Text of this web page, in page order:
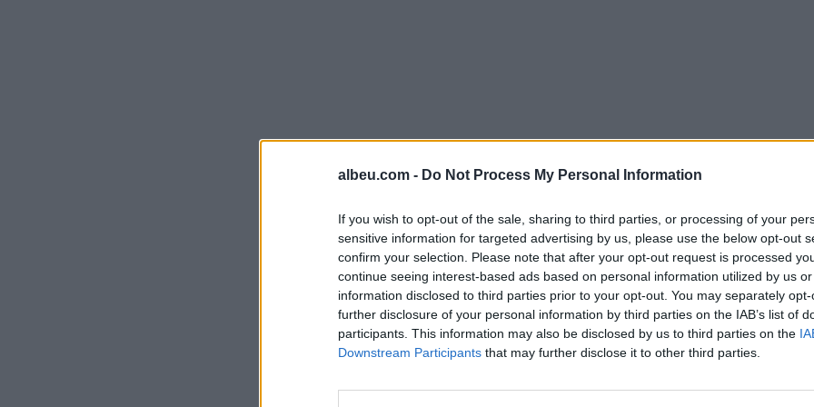
albeu.com - Do Not Process My Personal Information
If you wish to opt-out of the sale, sharing to third parties, or processing of your
sensitive information for targeted advertising by us, please use the below opt-out
confirm your selection. Please note that after your opt-out request is processed
continue seeing interest-based ads based on personal information utilized by us
information disclosed to third parties prior to your opt-out. You may separately
further disclosure of your personal information by third parties on the IAB’s list of
participants. This information may also be disclosed by us to third parties on the
Downstream Participants that may further disclose it to other third parties.